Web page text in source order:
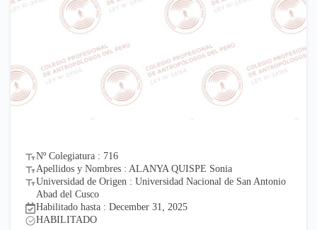
Nº Colegiatura : 716
Apellidos y Nombres : ALANYA QUISPE Sonia
Universidad de Origen : Universidad Nacional de San Antonio
Abad del Cusco
Habilitado hasta : December 31, 2025
HABILITADO